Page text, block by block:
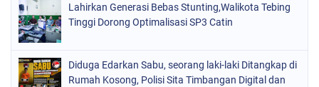
Lahirkan Generasi Bebas Stunting,Walikota Tebing
Tinggi Dorong Optimalisasi SP3 Catin
Diduga Edarkan Sabu, seorang laki-laki Ditangkap di
Rumah Kosong, Polisi Sita Timbangan Digital dan